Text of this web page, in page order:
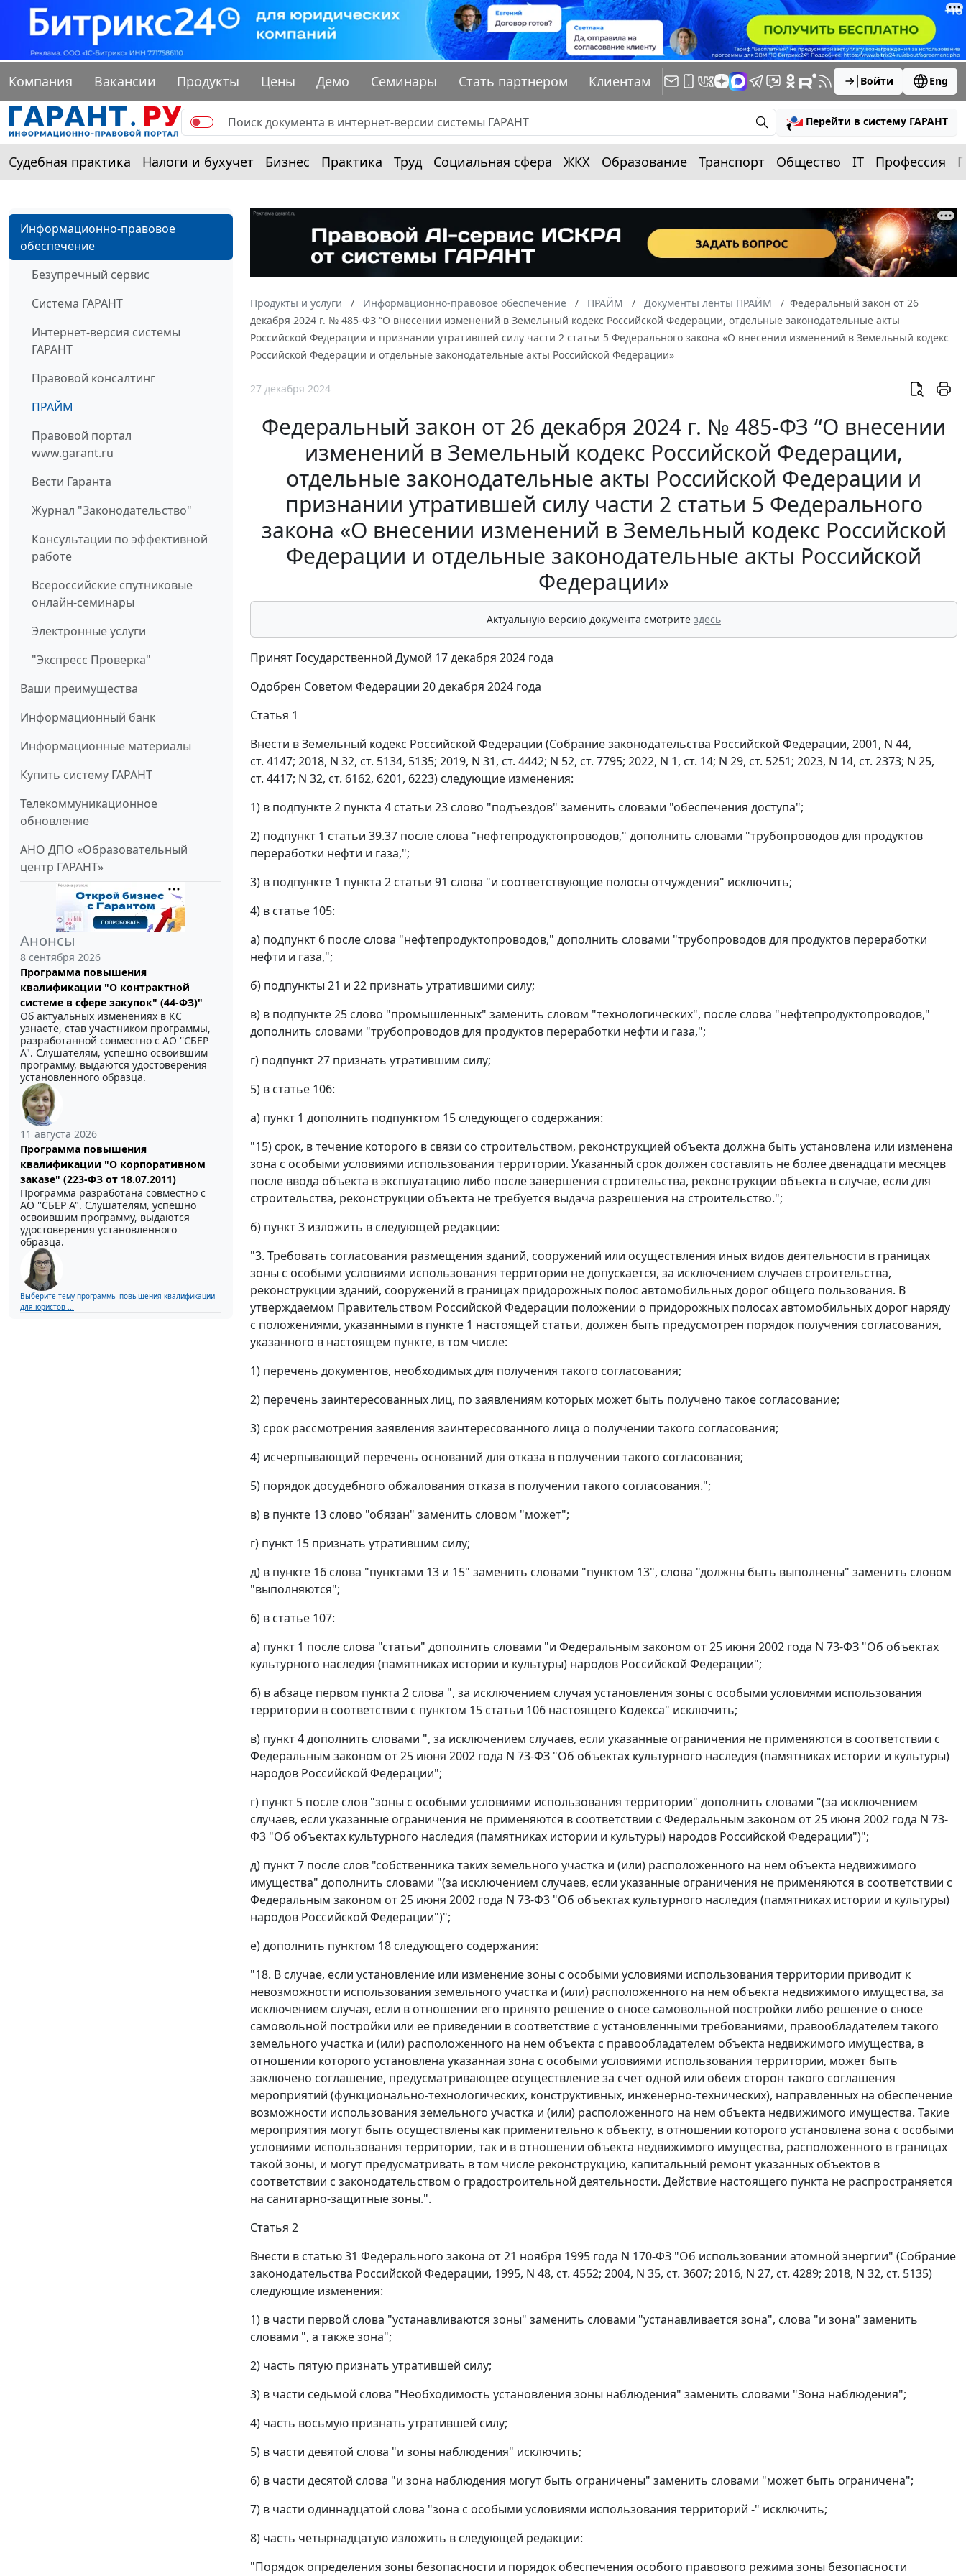
Компания Вакансии Продукты Цены Демо Семинары Стать партнером Клиентам Войти Eng
Перейти в систему ГАРАНТ
Судебная практика Налоги и бухучет Бизнес Практика Труд Социальная сфера ЖКХ Образование Транспорт Общество IT Профессия
Информационно-правовое
обеспечение
Безупречный сервис
Система ГАРАНТ
Интернет-версия системы
ГАРАНТ
Правовой консалтинг
ПРАЙМ
Правовой портал
www.garant.ru
Вести Гаранта
Журнал "Законодательство"
Консультации по эффективной
работе
Всероссийские спутниковые
онлайн-семинары
Электронные услуги
"Экспресс Проверка"
Ваши преимущества
Информационный банк
Информационные материалы
Купить систему ГАРАНТ
Телекоммуникационное
обновление
АНО ДПО «Образовательный
центр ГАРАНТ»
Анонсы
8 сентября 2026
Программа повышения
квалификации "О контрактной
системе в сфере закупок" (44-ФЗ)"
Об актуальных изменениях в КС
узнаете, став участником программы,
разработанной совместно с АО ''СБЕР
А". Слушателям, успешно освоившим
программу, выдаются удостоверения
установленного образца.
11 августа 2026
Программа повышения
квалификации "О корпоративном
заказе" (223-ФЗ от 18.07.2011)
Программа разработана совместно с
АО ''СБЕР А". Слушателям, успешно
освоившим программу, выдаются
удостоверения установленного
образца.
Выберите тему программы повышения квалификации
для юристов ...
Продукты и услуги Информационно-правовое обеспечение ПРАЙМ Документы ленты ПРАЙМ
Федеральный закон от 26
декабря 2024 г. № 485-ФЗ “О внесении изменений в Земельный кодекс Российской Федерации, отдельные законодательные акты
Российской Федерации и признании утратившей силу части 2 статьи 5 Федерального закона «О внесении изменений в Земельный кодекс
Российской Федерации и отдельные законодательные акты Российской Федерации»
27 декабря 2024
Федеральный закон от 26 декабря 2024 г. № 485-ФЗ “О внесении
изменений в Земельный кодекс Российской Федерации,
отдельные законодательные акты Российской Федерации и
признании утратившей силу части 2 статьи 5 Федерального
закона «О внесении изменений в Земельный кодекс Российской
Федерации и отдельные законодательные акты Российской
Федерации»
Актуальную версию документа смотрите здесь
Принят Государственной Думой 17 декабря 2024 года
Одобрен Советом Федерации 20 декабря 2024 года
Статья 1
Внести в Земельный кодекс Российской Федерации (Собрание законодательства Российской Федерации, 2001, N 44,
ст. 4147; 2018, N 32, ст. 5134, 5135; 2019, N 31, ст. 4442; N 52, ст. 7795; 2022, N 1, ст. 14; N 29, ст. 5251; 2023, N 14, ст. 2373; N 25,
ст. 4417; N 32, ст. 6162, 6201, 6223) следующие изменения:
1) в подпункте 2 пункта 4 статьи 23 слово "подъездов" заменить словами "обеспечения доступа";
2) подпункт 1 статьи 39.37 после слова "нефтепродуктопроводов," дополнить словами "трубопроводов для продуктов
переработки нефти и газа,";
3) в подпункте 1 пункта 2 статьи 91 слова "и соответствующие полосы отчуждения" исключить;
4) в статье 105:
а) подпункт 6 после слова "нефтепродуктопроводов," дополнить словами "трубопроводов для продуктов переработки
нефти и газа,";
б) подпункты 21 и 22 признать утратившими силу;
в) в подпункте 25 слово "промышленных" заменить словом "технологических", после слова "нефтепродуктопроводов,"
дополнить словами "трубопроводов для продуктов переработки нефти и газа,";
г) подпункт 27 признать утратившим силу;
5) в статье 106:
а) пункт 1 дополнить подпунктом 15 следующего содержания:
"15) срок, в течение которого в связи со строительством, реконструкцией объекта должна быть установлена или изменена
зона с особыми условиями использования территории. Указанный срок должен составлять не более двенадцати месяцев
после ввода объекта в эксплуатацию либо после завершения строительства, реконструкции объекта в случае, если для
строительства, реконструкции объекта не требуется выдача разрешения на строительство.";
б) пункт 3 изложить в следующей редакции:
"3. Требовать согласования размещения зданий, сооружений или осуществления иных видов деятельности в границах
зоны с особыми условиями использования территории не допускается, за исключением случаев строительства,
реконструкции зданий, сооружений в границах придорожных полос автомобильных дорог общего пользования. В
утверждаемом Правительством Российской Федерации положении о придорожных полосах автомобильных дорог наряду
с положениями, указанными в пункте 1 настоящей статьи, должен быть предусмотрен порядок получения согласования,
указанного в настоящем пункте, в том числе:
1) перечень документов, необходимых для получения такого согласования;
2) перечень заинтересованных лиц, по заявлениям которых может быть получено такое согласование;
3) срок рассмотрения заявления заинтересованного лица о получении такого согласования;
4) исчерпывающий перечень оснований для отказа в получении такого согласования;
5) порядок досудебного обжалования отказа в получении такого согласования.";
в) в пункте 13 слово "обязан" заменить словом "может";
г) пункт 15 признать утратившим силу;
д) в пункте 16 слова "пунктами 13 и 15" заменить словами "пунктом 13", слова "должны быть выполнены" заменить словом
"выполняются";
6) в статье 107:
а) пункт 1 после слова "статьи" дополнить словами "и Федеральным законом от 25 июня 2002 года N 73-ФЗ "Об объектах
культурного наследия (памятниках истории и культуры) народов Российской Федерации";
б) в абзаце первом пункта 2 слова ", за исключением случая установления зоны с особыми условиями использования
территории в соответствии с пунктом 15 статьи 106 настоящего Кодекса" исключить;
в) пункт 4 дополнить словами ", за исключением случаев, если указанные ограничения не применяются в соответствии с
Федеральным законом от 25 июня 2002 года N 73-ФЗ "Об объектах культурного наследия (памятниках истории и культуры)
народов Российской Федерации";
г) пункт 5 после слов "зоны с особыми условиями использования территории" дополнить словами "(за исключением
случаев, если указанные ограничения не применяются в соответствии с Федеральным законом от 25 июня 2002 года N 73-
Ф3 "Об объектах культурного наследия (памятниках истории и культуры) народов Российской Федерации")";
д) пункт 7 после слов "собственника таких земельного участка и (или) расположенного на нем объекта недвижимого
имущества" дополнить словами "(за исключением случаев, если указанные ограничения не применяются в соответствии с
Федеральным законом от 25 июня 2002 года N 73-Ф3 "Об объектах культурного наследия (памятниках истории и культуры)
народов Российской Федерации")";
е) дополнить пунктом 18 следующего содержания:
"18. В случае, если установление или изменение зоны с особыми условиями использования территории приводит к
невозможности использования земельного участка и (или) расположенного на нем объекта недвижимого имущества, за
исключением случая, если в отношении его принято решение о сносе самовольной постройки либо решение о сносе
самовольной постройки или ее приведении в соответствие с установленными требованиями, правообладателем такого
земельного участка и (или) расположенного на нем объекта с правообладателем объекта недвижимого имущества, в
отношении которого установлена указанная зона с особыми условиями использования территории, может быть
заключено соглашение, предусматривающее осуществление за счет одной или обеих сторон такого соглашения
мероприятий (функционально-технологических, конструктивных, инженерно-технических), направленных на обеспечение
возможности использования земельного участка и (или) расположенного на нем объекта недвижимого имущества. Такие
мероприятия могут быть осуществлены как применительно к объекту, в отношении которого установлена зона с особыми
условиями использования территории, так и в отношении объекта недвижимого имущества, расположенного в границах
такой зоны, и могут предусматривать в том числе реконструкцию, капитальный ремонт указанных объектов в
соответствии с законодательством о градостроительной деятельности. Действие настоящего пункта не распространяется
на санитарно-защитные зоны.".
Статья 2
Внести в статью 31 Федерального закона от 21 ноября 1995 года N 170-ФЗ "Об использовании атомной энергии" (Собрание
законодательства Российской Федерации, 1995, N 48, ст. 4552; 2004, N 35, ст. 3607; 2016, N 27, ст. 4289; 2018, N 32, ст. 5135)
следующие изменения:
1) в части первой слова "устанавливаются зоны" заменить словами "устанавливается зона", слова "и зона" заменить
словами ", а также зона";
2) часть пятую признать утратившей силу;
3) в части седьмой слова "Необходимость установления зоны наблюдения" заменить словами "Зона наблюдения";
4) часть восьмую признать утратившей силу;
5) в части девятой слова "и зоны наблюдения" исключить;
6) в части десятой слова "и зона наблюдения могут быть ограничены" заменить словами "может быть ограничена";
7) в части одиннадцатой слова "зона с особыми условиями использования территорий -" исключить;
8) часть четырнадцатую изложить в следующей редакции:
"Порядок определения зоны безопасности и порядок обеспечения особого правового режима зоны безопасности